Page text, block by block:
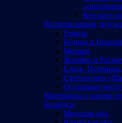
Кто кого
История евреев
Гомель
Речица и
Мозырь
Жлобин и
Ельск,
Светлогорск
Остальные
Материалы о жизни
Беларуси
Минская обл.